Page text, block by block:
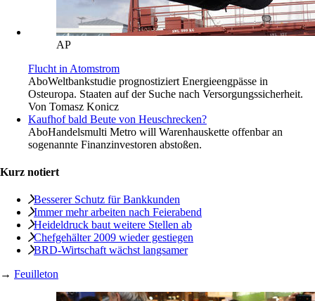
AP
Flucht in Atomstrom
AboWeltbankstudie prognostiziert Energieengpässe in
Osteuropa. Staaten auf der Suche nach Versorgungssicherheit.
Von Tomasz Konicz
Kaufhof bald Beute von Heuschrecken?
AboHandelsmulti Metro will Warenhauskette offenbar an
sogenannte Finanzinvestoren abstoßen.
Kurz notiert
Besserer Schutz für Bankkunden
Immer mehr arbeiten nach Feierabend
Heideldruck baut weitere Stellen ab
Chefgehälter 2009 wieder gestiegen
BRD-Wirtschaft wächst langsamer
→ Feuilleton